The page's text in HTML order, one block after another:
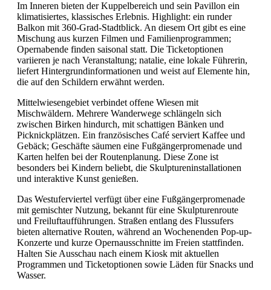
Im Inneren bieten der Kuppelbereich und sein Pavillon ein
klimatisiertes, klassisches Erlebnis. Highlight: ein runder
Balkon mit 360-Grad-Stadtblick. An diesem Ort gibt es eine
Mischung aus kurzen Filmen und Familienprogrammen;
Opernabende finden saisonal statt. Die Ticketoptionen
variieren je nach Veranstaltung; natalie, eine lokale Führerin,
liefert Hintergrundinformationen und weist auf Elemente hin,
die auf den Schildern erwähnt werden.
Mittelwiesengebiet verbindet offene Wiesen mit
Mischwäldern. Mehrere Wanderwege schlängeln sich
zwischen Birken hindurch, mit schattigen Bänken und
Picknickplätzen. Ein französisches Café serviert Kaffee und
Gebäck; Geschäfte säumen eine Fußgängerpromenade und
Karten helfen bei der Routenplanung. Diese Zone ist
besonders bei Kindern beliebt, die Skulptureninstallationen
und interaktive Kunst genießen.
Das Westuferviertel verfügt über eine Fußgängerpromenade
mit gemischter Nutzung, bekannt für eine Skulpturenroute
und Freiluftaufführungen. Straßen entlang des Flussufers
bieten alternative Routen, während an Wochenenden Pop-up-
Konzerte und kurze Opernausschnitte im Freien stattfinden.
Halten Sie Ausschau nach einem Kiosk mit aktuellen
Programmen und Ticketoptionen sowie Läden für Snacks und
Wasser.